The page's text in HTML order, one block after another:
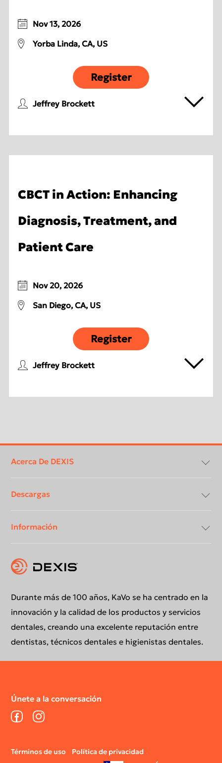
Nov 13, 2026
Yorba Linda, CA, US
Register
Jeffrey Brockett
CBCT in Action: Enhancing
Diagnosis, Treatment, and
Patient Care
Nov 20, 2026
San Diego, CA, US
Register
Jeffrey Brockett
menu
Acerca De DEXIS
Contáctanos
Agenda una demostración
Descargas
Centro de Descargas
Descarga - Catálogo Equipos Grandes
Información
Conformidad y transparencia
Declaración de conformidad DICOM
Durante más de 100 años, KaVo se ha centrado en la
innovación y la calidad de los productos y servicios
dentales, creando una excelente reputación entre
dentistas, técnicos dentales e higienistas dentales.
Únete a la conversación
FacebookInstagram
Legal
Términos de uso
Política de privacidad